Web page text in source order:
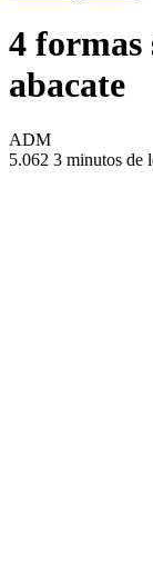
4 formas
abacate
ADM
5.062 3 minutos de